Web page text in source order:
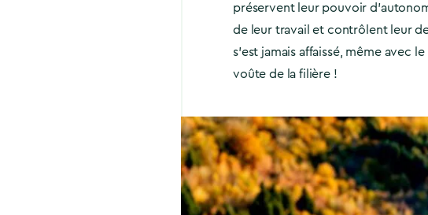
préservent leur pouvoir
de leur travail et contrôlent leur
s’est jamais affaissé, même avec
voûte de la filière !